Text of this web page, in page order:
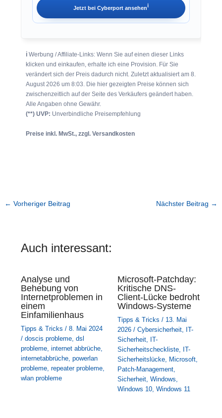
Jetzt bei Cyberport ansehenℹ︎
ℹ︎Werbung / Affiliate-Links: Wenn Sie auf einen dieser Links
klicken und einkaufen, erhalte ich eine Provision. Für Sie
verändert sich der Preis dadurch nicht. Zuletzt aktualisiert am 8.
August 2026 um 8:03. Die hier gezeigten Preise können sich
zwischenzeitlich auf der Seite des Verkäufers geändert haben.
Alle Angaben ohne Gewähr.
(**) UVP: Unverbindliche Preisempfehlung
Preise inkl. MwSt., zzgl. Versandkosten
← Vorheriger Beitrag Nächster Beitrag →
Auch interessant:
Analyse und
Behebung von
Internetproblemen in
einem
Einfamilienhaus
Tipps & Tricks / 8. Mai 2024
/ doscis probleme, dsl
probleme, internet abbrüche,
internetabbrüche, powerlan
probleme, repeater probleme,
wlan probleme
Microsoft-Patchday:
Kritische DNS-
Client-Lücke bedroht
Windows-Systeme
Tipps & Tricks / 13. Mai
2026 / Cybersicherheit, IT-
Sicherheit, IT-
Sicherheitscheckliste, IT-
Sicherheitslücke, Microsoft,
Patch-Management,
Sicherheit, Windows
Windows 10, Windows 11